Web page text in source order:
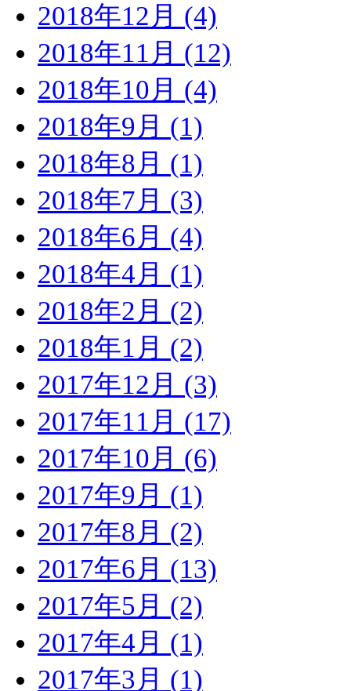
2018年12月 (4)
2018年11月 (12)
2018年10月 (4)
2018年9月 (1)
2018年8月 (1)
2018年7月 (3)
2018年6月 (4)
2018年4月 (1)
2018年2月 (2)
2018年1月 (2)
2017年12月 (3)
2017年11月 (17)
2017年10月 (6)
2017年9月 (1)
2017年8月 (2)
2017年6月 (13)
2017年5月 (2)
2017年4月 (1)
2017年3月 (1)